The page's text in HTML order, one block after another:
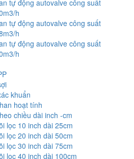
tự động autovalve công suất
h
tự động autovalve công suất
h
tự động autovalve công suất
h
khuẩn
hoạt tính
chiều dài inch -cm
lọc 10 inch dài 25cm
lọc 20 inch dài 50cm
lọc 30 inch dài 75cm
lọc 40 inch dài 100cm